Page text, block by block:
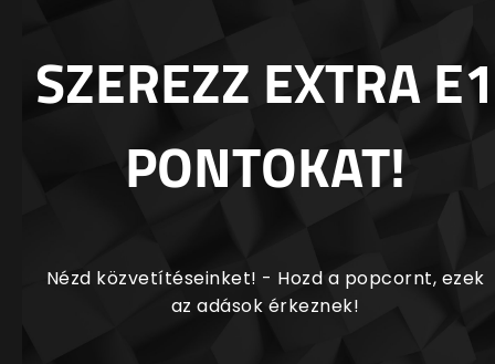
SZEREZZ EXTRA E1
PONTOKAT!
Nézd közvetítéseinket! - Hozd a popcornt, ezek
az adások érkeznek!